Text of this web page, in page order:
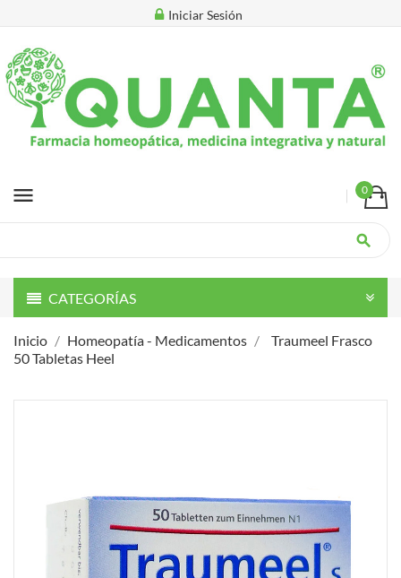
Iniciar Sesión
menu 0
search
CATEGORÍAS
Inicio Homeopatía - Medicamentos
Traumeel Frasco
50 Tabletas Heel